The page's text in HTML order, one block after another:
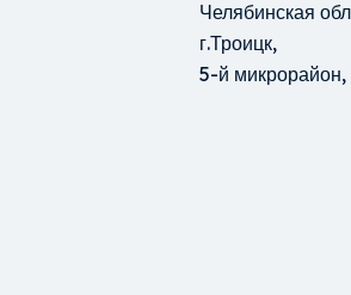
Челябинская
г.Троицк,
5-й микрорайон,